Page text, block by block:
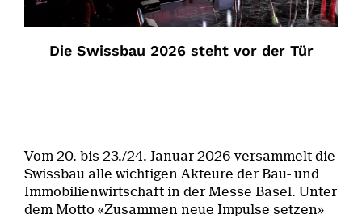
Die Swissbau 2026 steht vor der Tür
Vom 20. bis 23./24. Januar 2026 versammelt die
Swissbau alle wichtigen Akteure der Bau- und
Immobilienwirtschaft in der Messe Basel. Unter
dem Motto «Zusammen neue Impulse setzen»